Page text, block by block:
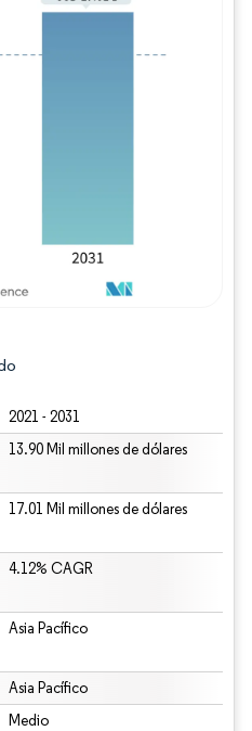
2021 - 2031
13.90 Mil millones de dólares
17.01 Mil millones de dólares
4.12% CAGR
Asia Pacífico
Asia Pacífico
Medio